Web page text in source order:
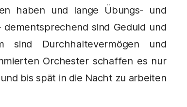
haben und lange Übungs- und
sind Geduld und
sind Durchhaltevermögen und
Orchester schaffen es nur
bis spät in die Nacht zu arbeiten